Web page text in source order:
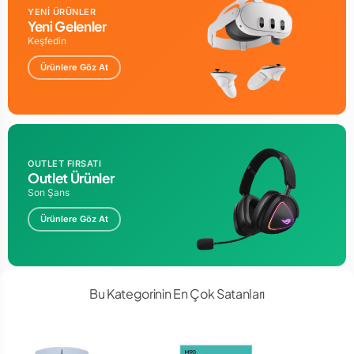
YENİ ÜRÜNLER
Yeni Gelenler
Keşfedin
Ürünlere Göz At
OUTLET FIRSATI
Outlet Ürünler
Son Şans
Ürünlere Göz At
Bu Kategorinin En Çok Satanları